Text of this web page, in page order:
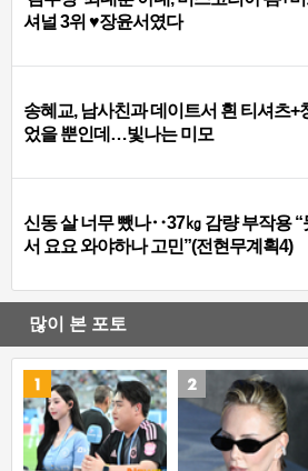
셔널 3위 ♥장윤서였다
송혜교, 남사친과 데이트서 흰 티셔츠+
었을 뿐인데…빛나는 미모
신동 살 너무 뺐나‥37㎏ 감량 부작용 “
서 요요 와야하나 고민”(전현무계획4)
많이 본 포토